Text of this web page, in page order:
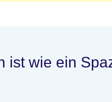
ist wie ein